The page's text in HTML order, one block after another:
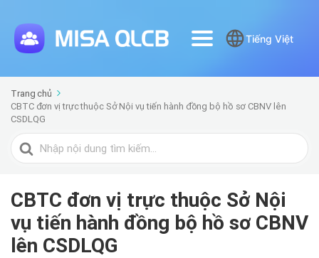
Tiếng Việt
Trang chủ
CBTC đơn vị trực thuộc Sở Nội vụ tiến hành đồng bộ hồ sơ CBNV lên
CSDLQG
Tìm
kiếm
CBTC đơn vị trực thuộc Sở Nội
vụ tiến hành đồng bộ hồ sơ CBNV
lên CSDLQG